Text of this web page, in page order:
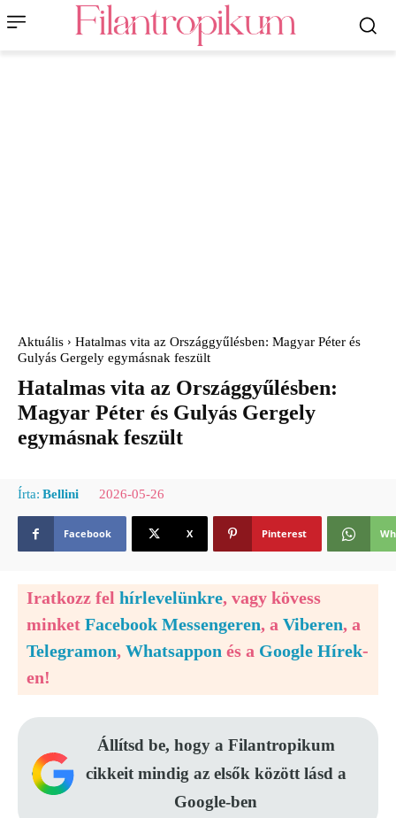
Aktuális
Hatalmas vita az Országgyűlésben: Magyar Péter és
Gulyás Gergely egymásnak feszült
Hatalmas vita az Országgyűlésben:
Magyar Péter és Gulyás Gergely
egymásnak feszült
Írta: Bellini 2026-05-26
Facebook X Pinterest
Iratkozz fel hírlevelünkre, vagy kövess
minket Facebook Messengeren, a Viberen, a
Telegramon, Whatsappon és a Google Hírek-
en!
Állítsd be, hogy a Filantropikum
cikkeit mindig az elsők között lásd a
Google-ben